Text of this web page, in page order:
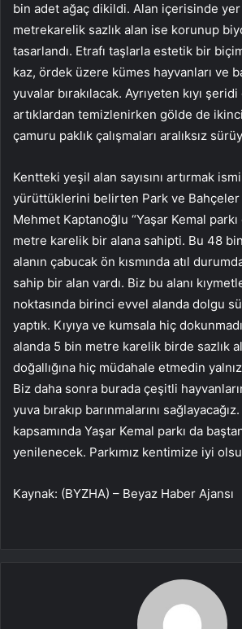
bin adet ağaç dikildi. Alan içerisinde
metrekarelik sazlık alan ise korunup
tasarlandı. Etrafı taşlarla estetik bir
kaz, ördek üzere kümes hayvanları ve
yuvalar bırakılacak. Ayrıyeten kıyı
artıklardan temizlenirken gölde de
çamuru paklık çalışmaları aralıksız
Kentteki yeşil alan sayısını artırmak
yürüttüklerini belirten Park ve
Mehmet Kaptanoğlu “Yaşar Kemal
metre karelik bir alana sahipti. Bu 48
alanın çabucak ön kısmında atıl
sahip bir alan vardı. Biz bu alanı
noktasında birinci evvel alanda dolgu
yaptık. Kıyıya ve kumsala hiç
alanda 5 bin metre karelik birde sazlık
doğallığına hiç müdahale etmedin
Biz daha sonra burada çeşitli
yuva bırakıp barınmalarını
kapsamında Yaşar Kemal parkı da
yenilenecek. Parkımız kentimize iyi
Kaynak: (BYZHA) – Beyaz Haber Ajansı